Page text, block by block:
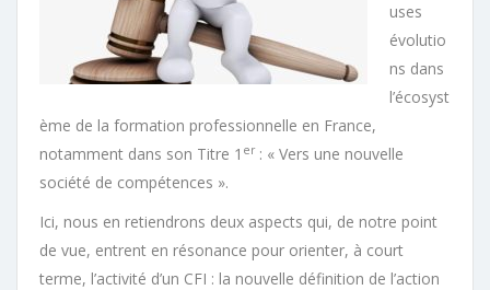
uses
évolutio
ns dans
l’écosyst
ème de la formation professionnelle en France,
notamment dans son Titre 1 er: « Vers une nouvelle
société de compétences ».
Ici, nous en retiendrons deux aspects qui, de notre point
de vue, entrent en résonance pour orienter, à court
terme, l’activité d’un CFI : la nouvelle définition de l’action